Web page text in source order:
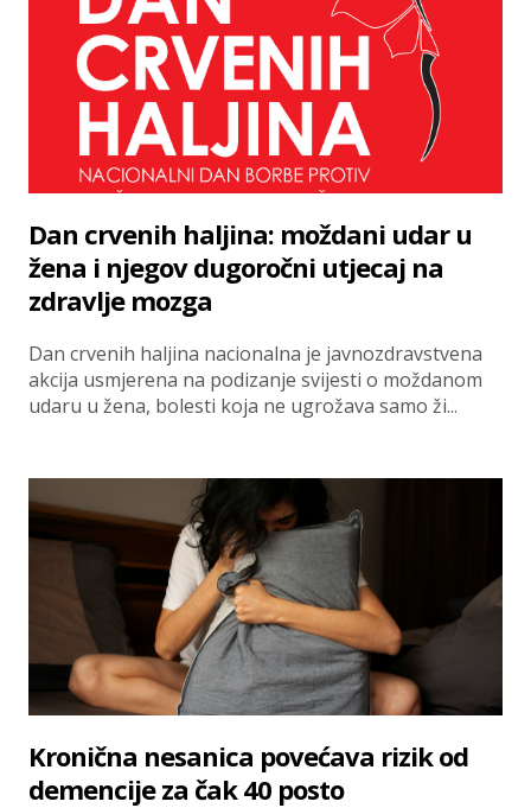
Dan crvenih haljina: moždani udar u
žena i njegov dugoročni utjecaj na
zdravlje mozga
Dan crvenih haljina nacionalna je javnozdravstvena
akcija usmjerena na podizanje svijesti o moždanom
udaru u žena, bolesti koja ne ugrožava samo ži...
Kronična nesanica povećava rizik od
demencije za čak 40 posto